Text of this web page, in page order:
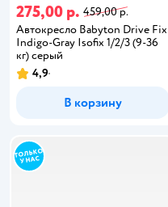
275,00 р. 459,00 р.
Автокресло Babyton Drive Fix
Indigo-Gray Isofix 1/2/3 (9-36
кг) серый
4,9
В корзину